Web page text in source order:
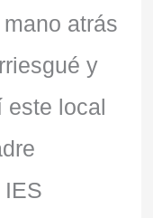
atrás
y
este local
IES